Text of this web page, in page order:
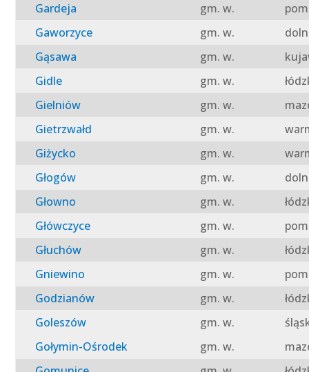
Gardeja
gm. w.
Gaworzyce
gm. w.
Gąsawa
gm. w.
Gidle
gm. w.
Gielniów
gm. w.
Gietrzwałd
gm. w.
Giżycko
gm. w.
Głogów
gm. w.
Głowno
gm. w.
Główczyce
gm. w.
Głuchów
gm. w.
Gniewino
gm. w.
Godzianów
gm. w.
Goleszów
gm. w.
Gołymin-Ośrodek
gm. w.